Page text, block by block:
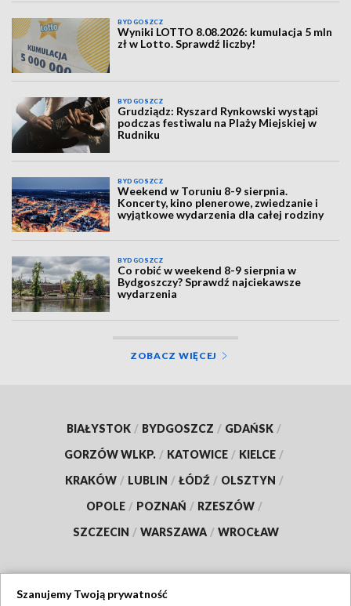
BYDGOSZCZ
Wyniki LOTTO 8.08.2026: kumulacja 5 mln
zł w Lotto. Sprawdź liczby!
BYDGOSZCZ
Grudziądz: Ryszard Rynkowski wystąpi
podczas festiwalu na Plaży Miejskiej w
Rudniku
BYDGOSZCZ
Weekend w Toruniu 8-9 sierpnia.
Koncerty, kino plenerowe, zwiedzanie i
wyjątkowe wydarzenia dla całej rodziny
BYDGOSZCZ
Co robić w weekend 8-9 sierpnia w
Bydgoszczy? Sprawdź najciekawsze
wydarzenia
ZOBACZ WIĘCEJ
BIAŁYSTOK / BYDGOSZCZ / GDAŃSK /
GORZÓW WLKP. / KATOWICE / KIELCE /
KRAKÓW / LUBLIN / ŁÓDŹ / OLSZTYN /
OPOLE / POZNAŃ / RZESZÓW /
SZCZECIN / WARSZAWA / WROCŁAW
Szanujemy Twoją prywatność